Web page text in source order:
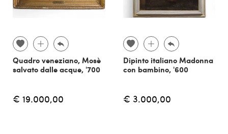
Quadro veneziano, Mosè
salvato dalle acque, '700
€ 19.000,00
Dipinto italiano Madonna
con bambino, '600
€ 3.000,00